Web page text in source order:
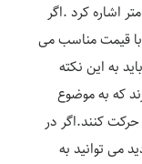
می توان به لنز ۵۰ میلی متر اشاره کرد .اگر
قیمت مناسب می
به این نکته
که به موضوع
کنند.اگر در
می توانید به